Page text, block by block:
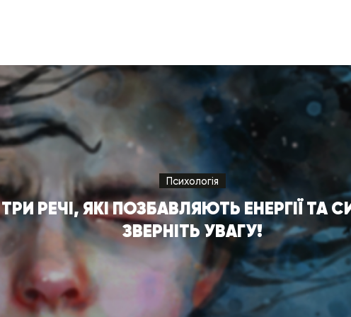
Психологія
ТРИ РЕЧІ, ЯКІ ПОЗБАВЛЯЮТЬ ЕНЕРГІЇ ТА
ЗВЕРНІТЬ УВАГУ!